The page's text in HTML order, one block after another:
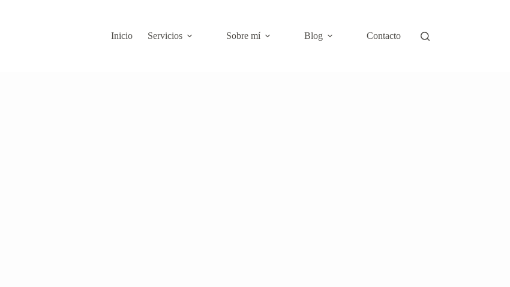
Inicio
Servicios Sobre mí Blog Contacto